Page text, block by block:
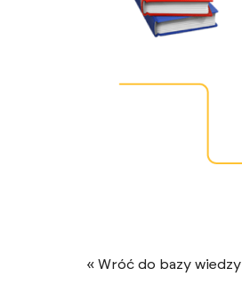
« Wróć do bazy wiedzy